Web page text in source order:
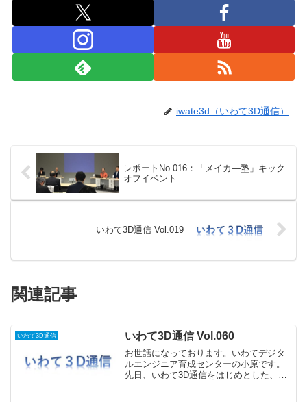
iwate3d（いわて3D通信）
レポートNo.016：「メイカ―塾」キック
オフイベント
いわて3D通信 Vol.019
関連記事
いわて3D通信 いわて3D通信 Vol.060
お世話になっております。いわてデジタ
ルエンジニア育成センターの小原です。
先日、いわて3D通信をはじめとした、私